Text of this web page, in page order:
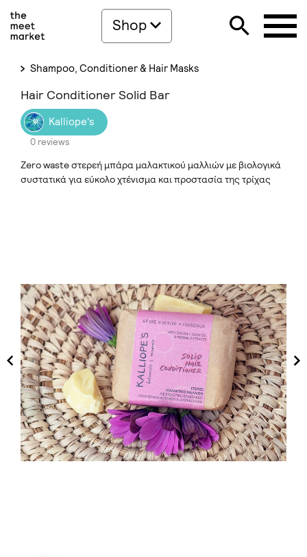
Shop
Shampoo, Conditioner & Hair Masks
Hair Conditioner Solid Bar
Kalliope's
0 reviews
Ζero waste στερεή μπάρα μαλακτικού μαλλιών με βιολογικά
συστατικά για εύκολο χτένισμα και προστασία της τρίχας